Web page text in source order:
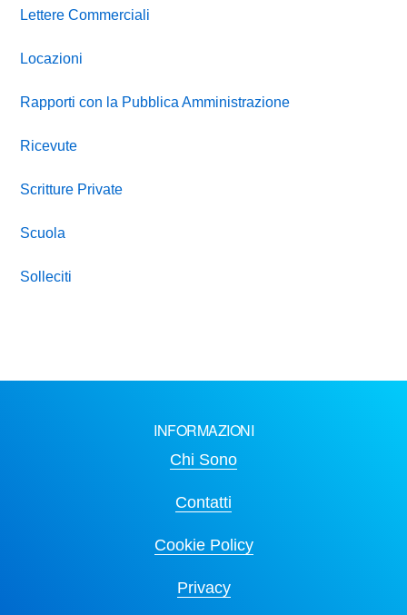
Lettere Commerciali
Locazioni
Rapporti con la Pubblica Amministrazione
Ricevute
Scritture Private
Scuola
Solleciti
INFORMAZIONI
Chi Sono
Contatti
Cookie Policy
Privacy